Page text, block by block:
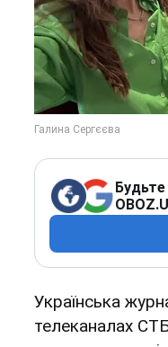
Українська
телеканалах